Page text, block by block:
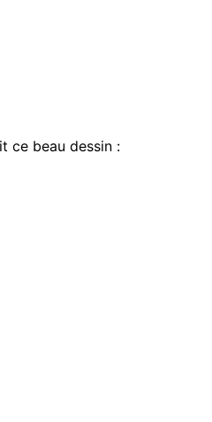
ce beau dessin :